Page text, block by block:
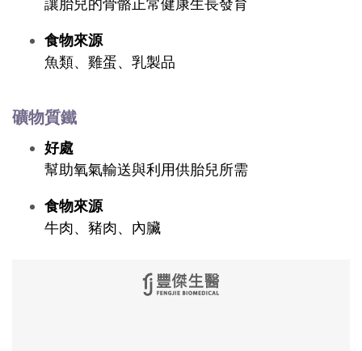
食物來源
魚類、雞蛋、乳製品
礦物質鐵
好處
幫助氧氣輸送與利用供胎兒所需
食物來源
牛肉、豬肉、內臟